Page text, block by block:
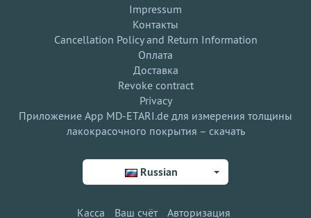
Impressum
Контакты
Cancellation Policy and Return Information
Оплата
Доставка
Revoke contract
Privacy
Приложение App MD-ETARI.de для измерения толщины
лакокрасочного покрытия – скачать
Russian
Касса Ваш счёт Авторизация